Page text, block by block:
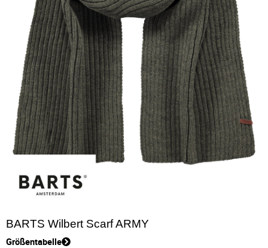
BARTS Wilbert Scarf ARMY
Größentabelle